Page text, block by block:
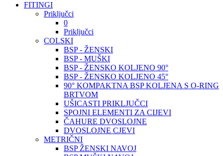
FITINGI
Priključci
0
Priključci
COLSKI
BSP - ŽENSKI
BSP - MUŠKI
BSP - ŽENSKO KOLJENO 90°
BSP - ŽENSKO KOLJENO 45°
90° KOMPAKTNA BSP KOLJENA S O-RING
BRTVOM
UŠICASTI PRIKLJUČCI
SPOJNI ELEMENTI ZA CIJEVI
ČAHURE DVOSLOJNE
DVOSLOJNE CJEVI
METRIČNI
BSP ŽENSKI NAVOJ